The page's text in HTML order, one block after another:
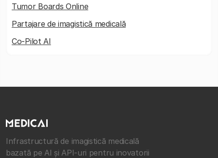
Tumor Boards Online
Partajare de imagistică medicală
Co-Pilot AI
Infrastructură de imagistică medicală
bazată pe AI și API-uri pentru inovatorii